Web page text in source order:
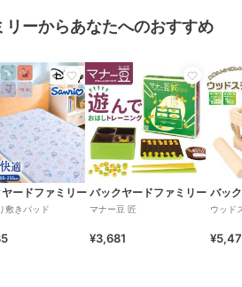
ス積み木 11匹にゃんこ かわいい バラン
シニア 手の運動 色の認識 親子遊び にゃ
ンテリア バランスゲーム 誕生祝い ギフ
承ります
ーからあなたへのおすすめ
ードファミリー
敷きパッド
バックヤードファミリー
マナー豆 匠
¥3,681
バッ
ウッド